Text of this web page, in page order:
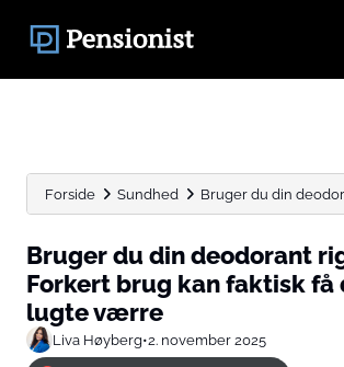
Forside Sundhed Bruger du din
Bruger du din deodorant
Forkert brug kan faktisk få
lugte værre
Liva Høyberg•2. november 2025